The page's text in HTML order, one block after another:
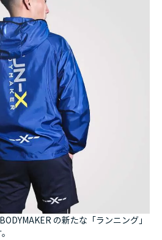
の新たな「ランニング」